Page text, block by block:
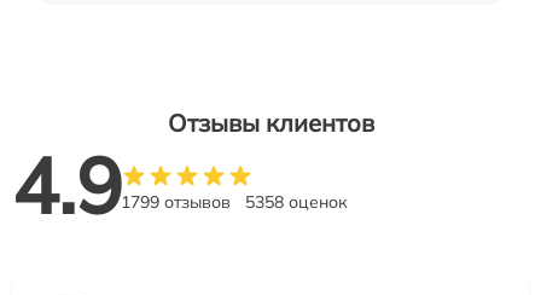
Отзывы клиентов
4.91799 отзывов 5358 оценок